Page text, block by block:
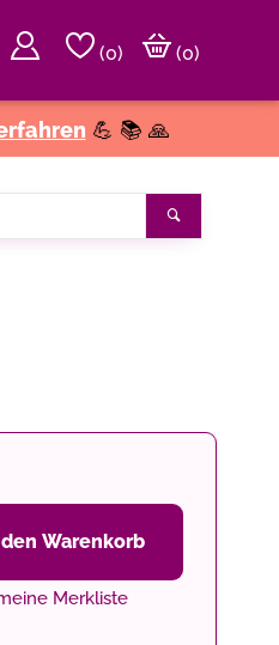
(0)
(0)
💪 📚 🙏
Warenkorb
Merkliste